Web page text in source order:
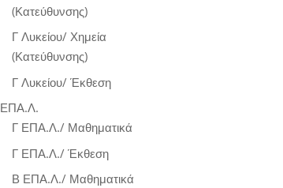
(Κατεύθυνσης)
Γ Λυκείου/ Χημεία
(Κατεύθυνσης)
Γ Λυκείου/ Έκθεση
ΕΠΑ.Λ.
Γ ΕΠΑ.Λ./ Μαθηματικά
Γ ΕΠΑ.Λ./ Έκθεση
Β ΕΠΑ.Λ./ Μαθηματικά